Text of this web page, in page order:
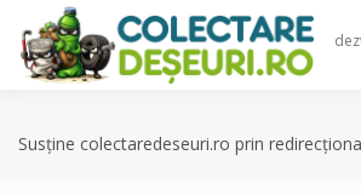
content
Susține colectaredeseuri.ro prin